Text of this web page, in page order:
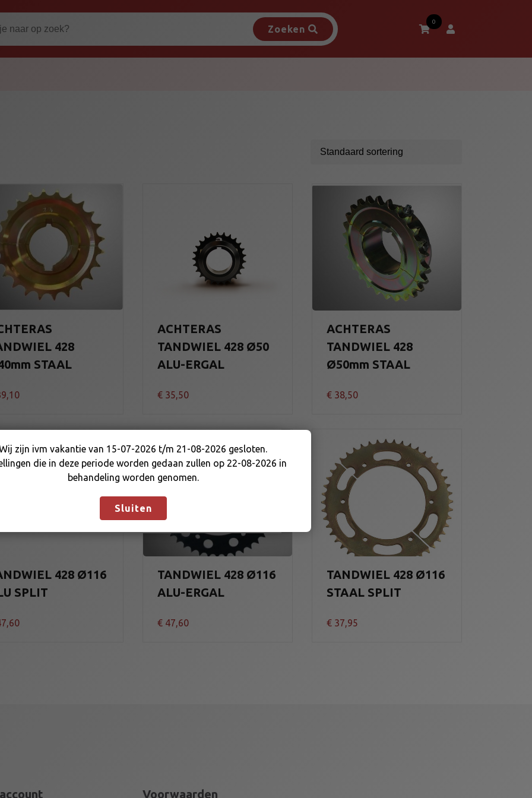
Zoeken
0
428
STAAL
ACHTERAS
TANDWIEL 428 Ø50
ALU-ERGAL
€ 35,50
ACHTERAS
TANDWIEL 428
Ø50mm STAAL
€ 38,50
428 Ø116
SPLIT
TANDWIEL 428 Ø116
ALU-ERGAL
€ 47,60
TANDWIEL 428 Ø116
STAAL SPLIT
€ 37,95
Voorwaarden
Wij zijn ivm vakantie van 15-07-2026 t/m 21-08-2026
gesloten. Bestellingen die in deze periode worden gedaan
zijn ivm vakantie van 15-07-2026 t/m 21-08-2026 gesloten.
die in deze periode worden gedaan zullen op 22-08-2026 in
behandeling worden genomen.
Sluiten